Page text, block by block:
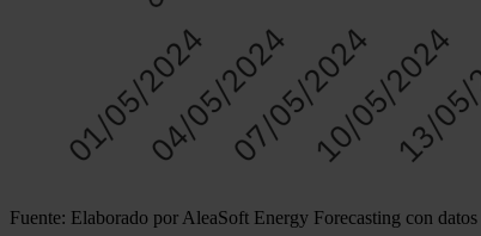
Fuente: Elaborado por AleaSoft Energy Forecasting con